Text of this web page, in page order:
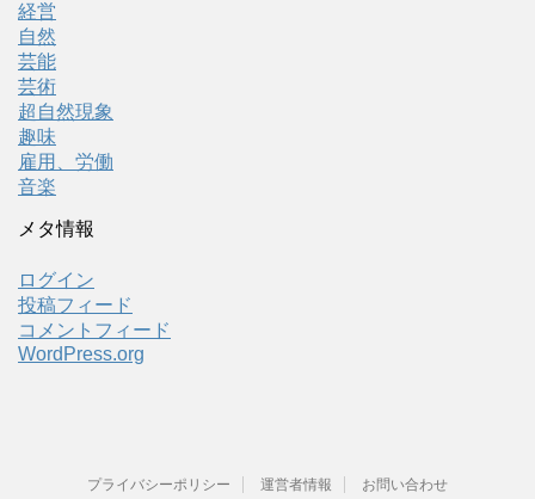
経営
自然
芸能
芸術
超自然現象
趣味
雇用、労働
音楽
メタ情報
ログイン
投稿フィード
コメントフィード
WordPress.org
プライバシーポリシー 運営者情報 お問い合わせ